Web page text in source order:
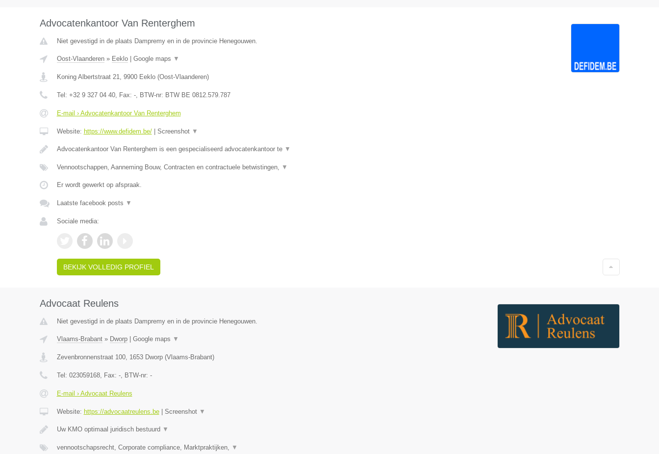
Advocatenkantoor Van Renterghem
Niet gevestigd in de plaats Dampremy en in de provincie Henegouwen.
Oost-Vlaanderen» Eeklo| Google maps ▼
Koning Albertstraat 21, 9900 Eeklo(Oost-Vlaanderen)
Tel: +32 9 327 04 40, Fax: -, BTW-nr: BTW BE 0812.579.787
E-mail › Advocatenkantoor Van Renterghem
Website: https://www.defidem.be/| Screenshot ▼
Advocatenkantoor Van Renterghem is een gespecialiseerd advocatenkantoor te ▼
Vennootschappen, Aanneming Bouw, Contracten en contractuele betwistingen, ▼
Er wordt gewerkt op afspraak.
Laatste facebook posts ▼
Sociale media:
BEKIJK VOLLEDIG PROFIEL
Advocaat Reulens
Niet gevestigd in de plaats Dampremy en in de provincie Henegouwen.
Vlaams-Brabant» Dworp| Google maps ▼
Zevenbronnenstraat 100, 1653 Dworp(Vlaams-Brabant)
Tel: 023059168, Fax: -, BTW-nr: -
E-mail › Advocaat Reulens
Website: https://advocaatreulens.be| Screenshot ▼
Uw KMO optimaal juridisch bestuurd ▼
vennootschapsrecht, Corporate compliance, Marktpraktijken, ▼